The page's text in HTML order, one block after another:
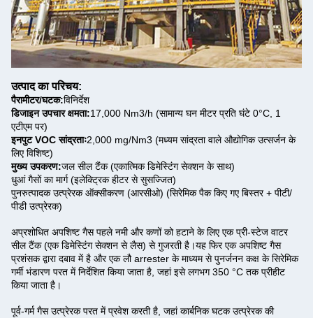
उत्पाद का परिचय:
पैरामीटर/घटक:विनिर्देश
डिजाइन उपचार क्षमता:17,000 Nm3/h (सामान्य घन मीटर प्रति घंटे 0°C, 1
एटीएम पर)
इनपुट VOC सांद्रताः2,000 mg/Nm3 (मध्यम सांद्रता वाले औद्योगिक उत्सर्जन के
लिए विशिष्ट)
मुख्य उपकरण:जल सील टैंक (एकात्मिक डिमेस्टिंग सेक्शन के साथ)
धुआं गैसों का मार्ग (इलेक्ट्रिक हीटर से सुसज्जित)
पुनरुत्पादक उत्प्रेरक ऑक्सीकरण (आरसीओ) (सिरेमिक पैक किए गए बिस्तर + पीटी/
पीडी उत्प्रेरक)
अप्रशोधित अपशिष्ट गैस पहले नमी और कणों को हटाने के लिए एक प्री-स्टेज वाटर
सील टैंक (एक डिमेस्टिंग सेक्शन से लैस) से गुजरती है।यह फिर एक अपशिष्ट गैस
प्रशंसक द्वारा दबाव में है और एक लौ arrester के माध्यम से पुनर्जनन कक्ष के सिरेमिक
गर्मी भंडारण परत में निर्देशित किया जाता है, जहां इसे लगभग 350 °C तक प्रीहीट
किया जाता है।
पूर्व-गर्म गैस उत्प्रेरक परत में प्रवेश करती है, जहां कार्बनिक घटक उत्प्रेरक की